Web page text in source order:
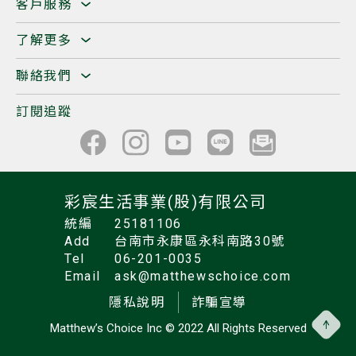
客戶服務
了解更多
聯絡我們
訂閱追蹤
彩宸生活事業(股)有限公司
統編
25181106
Add
台南市永康區永科南路30號
Tel
06-201-0035
Email
ask@matthewschoice.com
隱私說明
詐騙宣導
Matthew’s Choice Inc © 2022 All Rights Reserved